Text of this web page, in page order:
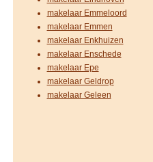
makelaar Emmeloord
makelaar Emmen
makelaar Enkhuizen
makelaar Enschede
makelaar Epe
makelaar Geldrop
makelaar Geleen